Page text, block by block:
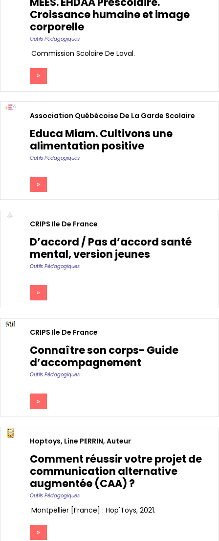
Croissance humaine et image
corporelle
Outils Pédagogiques
»
Commission Scolaire De Laval
Educa Miam. Cultivons une
alimentation positive
Outils Pédagogiques
Association Québécoise De La Garde Scolaire
»
D’accord / Pas d’accord santé
mental, version jeunes
Outils Pédagogiques
CRIPS Ile De France
»
Connaître son corps- Guide
d’accompagnement
Outils Pédagogiques
CRIPS Ile De France
»
Comment réussir votre projet de
communication alternative
augmentée (CAA) ?
Outils Pédagogiques
Hoptoys, Line PERRIN, Auteur
»
Montpellier [France] : Hop'Toys, 2021